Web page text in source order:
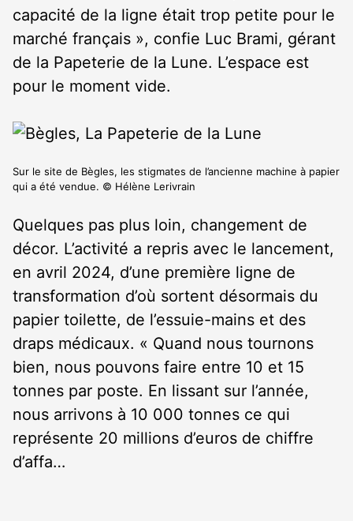
capacité de la ligne était trop petite pour le
marché français », confie Luc Brami, gérant
de la Papeterie de la Lune. L’espace est
pour le moment vide.
Sur le site de Bègles, les stigmates de l’ancienne machine à papier
qui a été vendue. © Hélène Lerivrain
Quelques pas plus loin, changement de
décor. L’activité a repris avec le lancement,
en avril 2024, d’une première ligne de
transformation d’où sortent désormais du
papier toilette, de l’essuie-mains et des
draps médicaux. « Quand nous tournons
bien, nous pouvons faire entre 10 et 15
tonnes par poste. En lissant sur l’année,
nous arrivons à 10 000 tonnes ce qui
représente 20 millions d’euros de chiffre
d’affa…